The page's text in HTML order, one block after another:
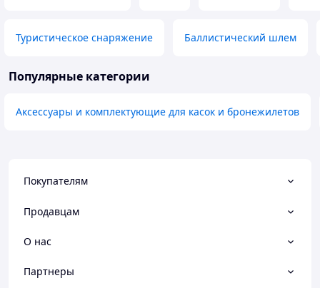
Туристическое снаряжение Баллистический шлем
Популярные категории
Аксессуары и комплектующие для касок и бронежилетов
Покупателям
Продавцам
О нас
Партнеры